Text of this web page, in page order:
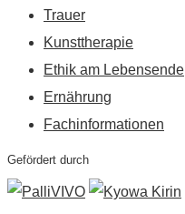
Trauer
Kunsttherapie
Ethik am Lebensende
Ernährung
Fachinformationen
Gefördert durch